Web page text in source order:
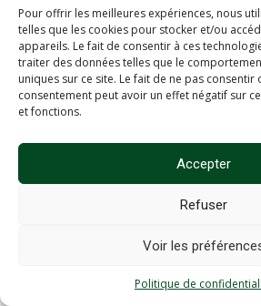
Pour offrir les meilleures expériences, nous
telles que les cookies pour stocker et/ou
appareils. Le fait de consentir à ces
traiter des données telles que le
uniques sur ce site. Le fait de ne pas
consentement peut avoir un effet négatif sur
et fonctions.
Accepter
Refuser
Voir les
Politique de
‘Albomarginata’ ne dépasse pas
vert gris marginées de crème
l’automne, ‘Golden Sun’ (4 par
feuillage jaune au printemps,
jaune en automne, ‘Rotundiloba’
des feuilles à lobes arrondis, vert
orangé à bordeaux en automne,
diamètre, ‘Stella’ a des feuilles
pourpre violacé à l’automne ;
originaire de Turquie, est un
tout aussi coloré à l’automne.